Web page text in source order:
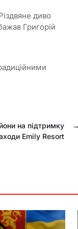
диво
Григорій
на підтримку
Emily Resort